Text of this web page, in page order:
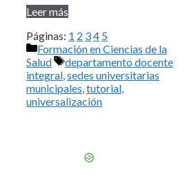
Leer más
Páginas: 1 2 34 5
Categorías
Formación en Ciencias de la
Salud
Etiquetas
departamento docente
integral sedes universitarias
municipales tutorial
universalización